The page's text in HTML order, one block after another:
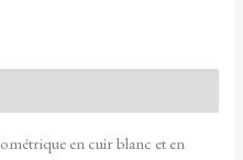
en cuir blanc et en